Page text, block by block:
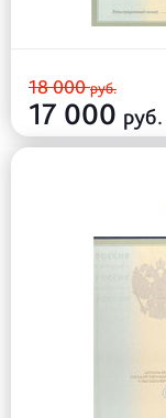
18 000руб.
17 000 руб.